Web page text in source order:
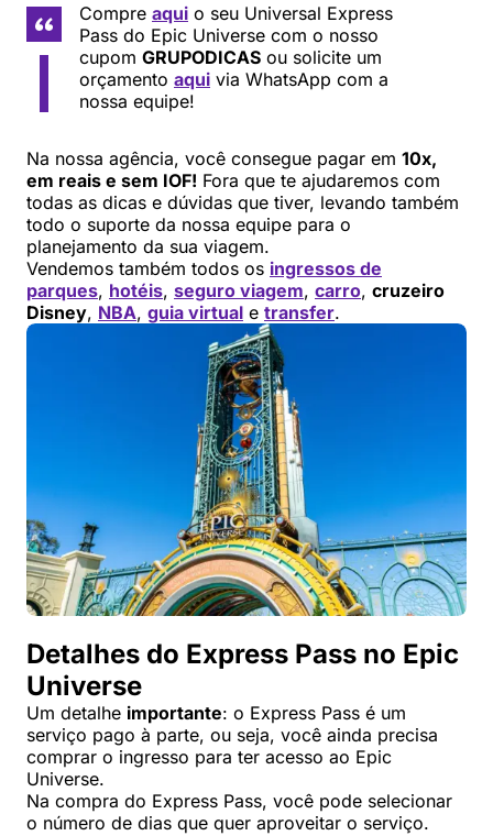
Compre aqui o seu Universal Express
Pass do Epic Universe com o nosso
cupom GRUPODICAS ou solicite um
orçamento aqui via WhatsApp com a
nossa equipe!
Na nossa agência, você consegue pagar em 10x,
em reais e sem IOF! Fora que te ajudaremos com
todas as dicas e dúvidas que tiver, levando também
todo o suporte da nossa equipe para o
planejamento da sua viagem.
Vendemos também todos os ingressos de
parques, hotéis, seguro viagem, carro, cruzeiro
Disney, NBA, guia virtual e transfer.
Detalhes do Express Pass no Epic
Universe
Um detalhe importante: o Express Pass é um
serviço pago à parte, ou seja, você ainda precisa
comprar o ingresso para ter acesso ao Epic
Universe.
Na compra do Express Pass, você pode selecionar
o número de dias que quer aproveitar o serviço.